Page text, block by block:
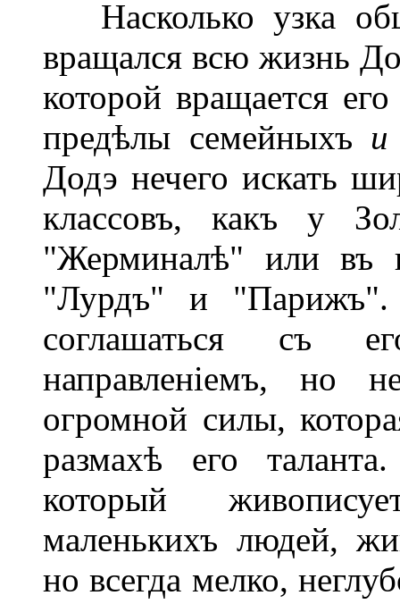
Насколько узка
вращался всю жизнь
которой вращается
предѣлы семейныхъ и
Додэ нечего искать
классовъ, какъ у
"Жерминалѣ" или въ
"Лурдъ" и
соглашаться съ
направленіемъ, но
огромной силы,
размахѣ его
который
маленькихъ людей,
но всегда мелко,